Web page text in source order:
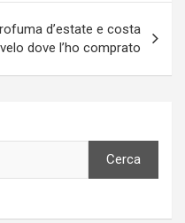
d’estate e costa
dove l’ho comprato
Cerca